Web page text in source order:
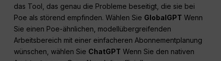
das Tool, das genau die Probleme beseitigt, die sie bei
Poe als störend empfinden. Wählen Sie GlobalGPT Wenn
Sie einen Poe-ähnlichen, modellübergreifenden
Arbeitsbereich mit einer einfacheren Abonnementplanung
wünschen, wählen Sie ChatGPT Wenn Sie den nativen